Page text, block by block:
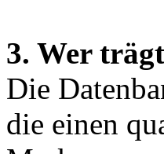
3. Wer
Die
die einen